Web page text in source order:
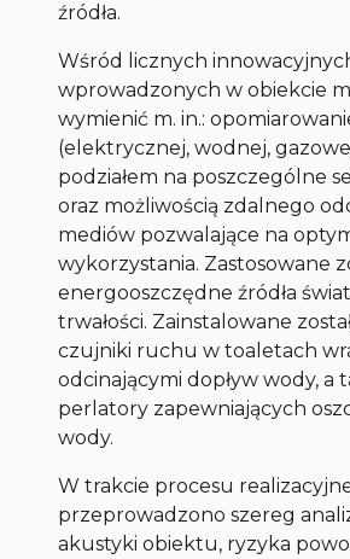
źródła.
Wśród licznych
wprowadzonych w obiekcie
wymienić m. in.:
(elektrycznej, wodnej,
podziałem na poszczególne
oraz możliwością zdalnego
mediów pozwalające na
wykorzystania. Zastosowane
energooszczędne źródła
trwałości. Zainstalowane
czujniki ruchu w toaletach
odcinającymi dopływ wody, a
perlatory zapewniających
wody.
W trakcie procesu
przeprowadzono szereg
akustyki obiektu, ryzyka